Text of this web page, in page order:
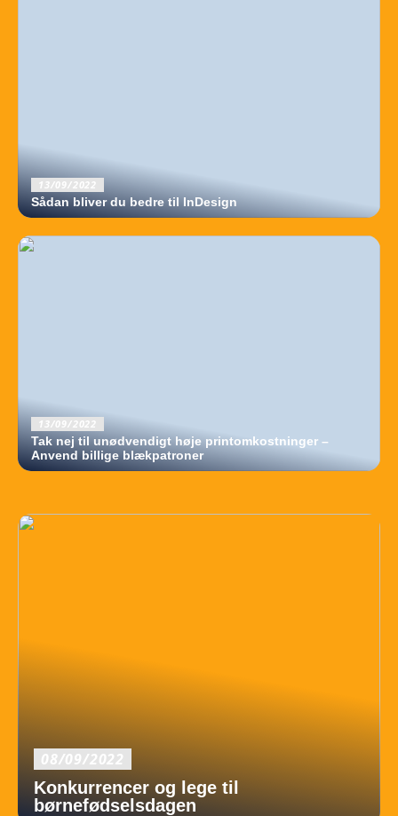
13/09/2022
Sådan bliver du bedre til InDesign
13/09/2022
Tak nej til unødvendigt høje printomkostninger –
Anvend billige blækpatroner
08/09/2022
Konkurrencer og lege til
børnefødselsdagen